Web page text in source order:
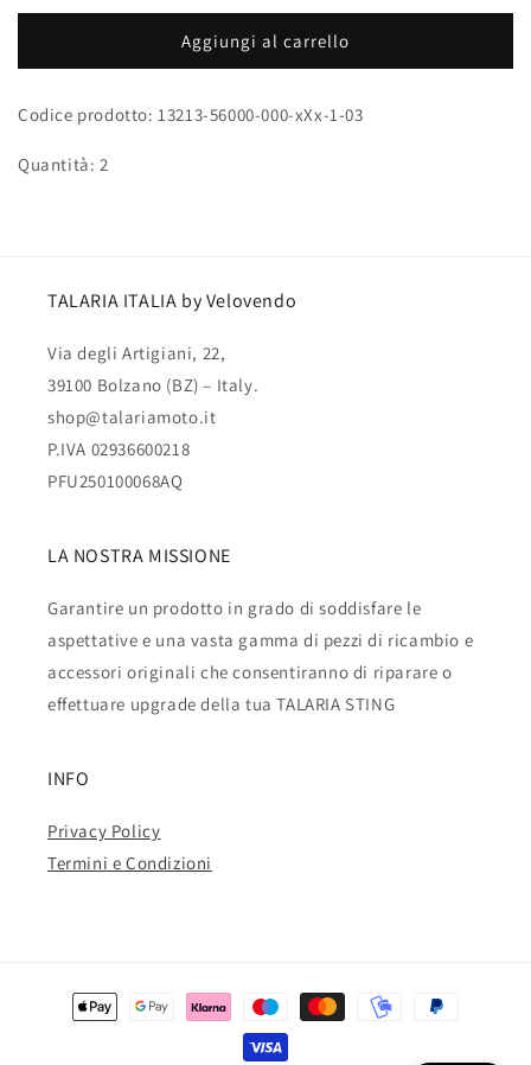
per
tubo
per
Cuscinetto
tubo
Aggiungi al carrello
Codice prodotto: 13213-56000-000-xXx-1-03
Quantità: 2
TALARIA ITALIA by Velovendo
Via degli Artigiani, 22,
39100 Bolzano (BZ) – Italy.
shop@talariamoto.it
P.IVA 02936600218
PFU250100068AQ
LA NOSTRA MISSIONE
Garantire un prodotto in grado di soddisfare le
aspettative e una vasta gamma di pezzi di ricambio e
accessori originali che consentiranno di riparare o
effettuare upgrade della tua TALARIA STING
INFO
Privacy Policy
Termini e Condizioni
Metodi